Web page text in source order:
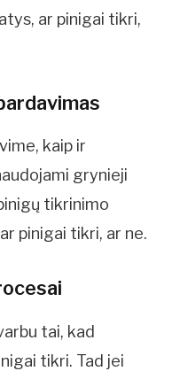
ar pinigai tikri,
kaip ir
grynieji
tikrinimo
pinigai tikri, ar ne.
tai, kad
tikri. Tad jei